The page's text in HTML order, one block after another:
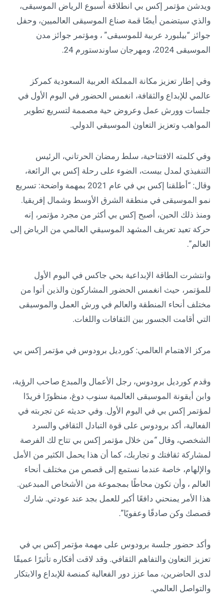
ويدشن مؤتمر إكس بي انطلاقة أسبوع الرياض الموسيقى،
والذي سيتضمن أيضًا قمة صناع الموسيقى العالميين، وحفل
جوائز “بيلبورد عربية للموسيقى” ، ومؤتمر جوائز مدن
الموسيقى 2024، ومهرجان ساوندستورم 24.
وفي إطار تعزيز مكانة المملكة العربية السعودية كمركز
عالمي للإبداع والثقافة، انغمس الحضور في اليوم الأول في
جلسات وورش عمل وعروض حية مصممة لتسريع تطوير
المواهب وتعزيز التعاون الموسيقي الدولي.
وفي كلمته الافتتاحية، سلط رمضان الحرتاني، الرئيس
التنفيذي لمدل بيست، الضوء على رحلة إكس بي الرائعة،
وقال: “أطلقنا إكس بي في عام 2021 بمهمة واضحة: تسريع
نمو الموسيقى في منطقة الشرق الأوسط وشمال إفريقيا.
ومنذ ذلك الحين، أصبح إكس بي أكثر من مجرد مؤتمر، إنه
حركة تعيد تعريف المشهد الموسيقي العالمي من الرياض إلى
العالم”.
وانتشرت الطاقة الإبداعية بحي جاكس في اليوم الأول
للمؤتمر، حيث انغمس الحضور المشاركون والذين أتوا من
مختلف أنحاء المنطقة والعالم في ورش العمل والموسيقى
التي أقامت الجسور بين الثقافات واللغات.
مركز الاهتمام العالمي: كورديل برودوس في مؤتمر إكس بي
وقدم كورديل برودوس، رجل الأعمال والمبدع صاحب الرؤية،
وابن أيقونة الموسيقى العالمية سنوب دوغ، منظورًا فريدًا
لمؤتمر إكس بي في اليوم الأول. وفي حديثه عن تجربته في
الفعالية، أكد برودوس على قوة التبادل الثقافي والسرد
الشخصي، وقال“من خلال مؤتمر إكس بي تتاح لك الفرصة
لمشاركة ثقافتك و تجاربك، كما أن هذا يحمل الكثير من الأمل
والإلهام، خاصة عندما نستمع إلى قصص من مختلف أنحاء
العالم ، وأن تكون محاطًا بمجموعة من الأشخاص المبدعين.
هذا الأمر يمنحني دافعًا أكبر للعمل بجد عند عودتي. شارك
قصصك وكن صادقًا وعفويًا”.
وأكد حضور جلسة برودوس على مهمة مؤتمر إكس بي في
تعزيز التعاون والتفاهم الثقافي. وقد لاقت أفكاره تأثيرًا عميقًا
لدى الحاضرين، مما عزز دور الفعالية كمنصة للإبداع والابتكار
والتواصل العالمي.